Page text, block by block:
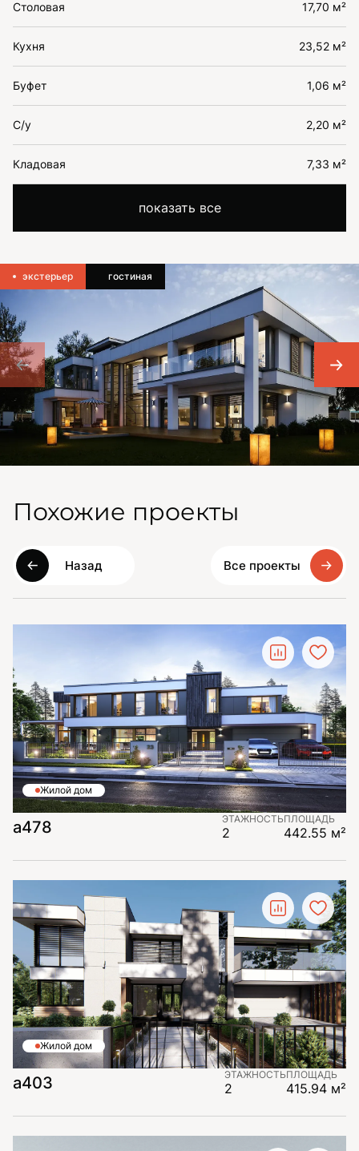
Столовая 17,70 м²
Кухня 23,52 м²
Буфет 1,06 м²
С/у 2,20 м²
Кладовая 7,33 м²
показать все
экстерьер гостиная
Похожие проекты
Назад Все проекты
Жилой дом
а478 ЭТАЖНОСТЬ
2
ПЛОЩАДЬ
442.55 м²
Жилой дом
а403 ЭТАЖНОСТЬ
2
ПЛОЩАДЬ
415.94 м²